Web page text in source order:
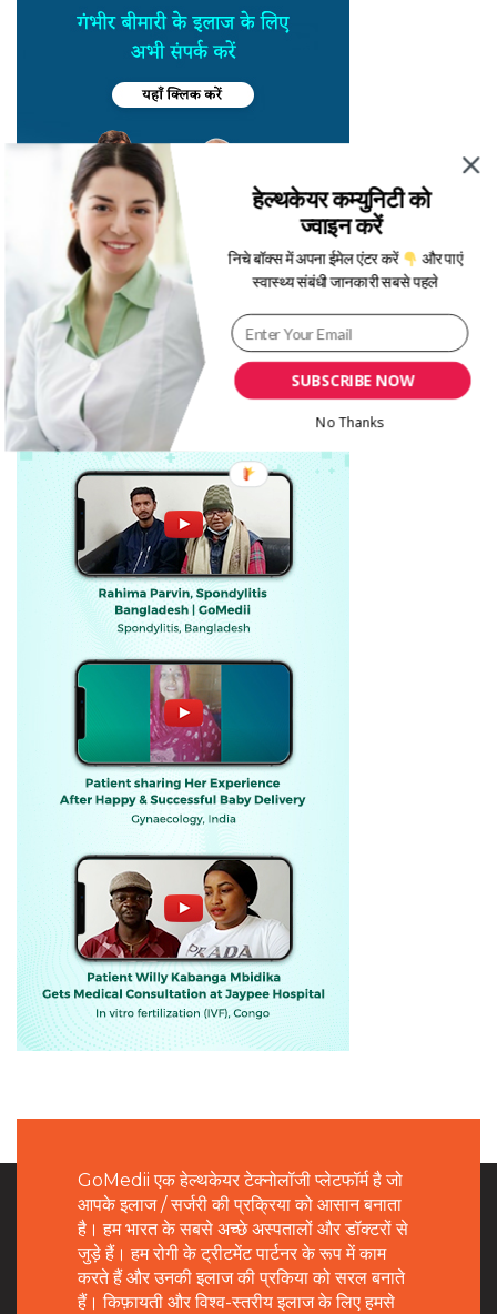
GoMedii एक हेल्थकेयर टेक्नोलॉजी प्लेटफॉर्म है जो
आपके इलाज / सर्जरी की प्रक्रिया को आसान बनाता
है। हम भारत के सबसे अच्छे अस्पतालों और डॉक्टरों से
जुड़े हैं। हम रोगी के ट्रीटमेंट पार्टनर के रूप में काम
करते हैं और उनकी इलाज की प्रकिया को सरल बनाते
हैं। किफ़ायती और विश्व-स्तरीय इलाज के लिए हमसे
SUBSCRIBE NOW
हेल्थकेयर कम्युनिटी को
ज्वाइन करें
निचे बॉक्स में अपना ईमेल एंटर करें और पाएं
स्वास्थ्य संबंधी जानकारी सबसे पहले
No Thanks